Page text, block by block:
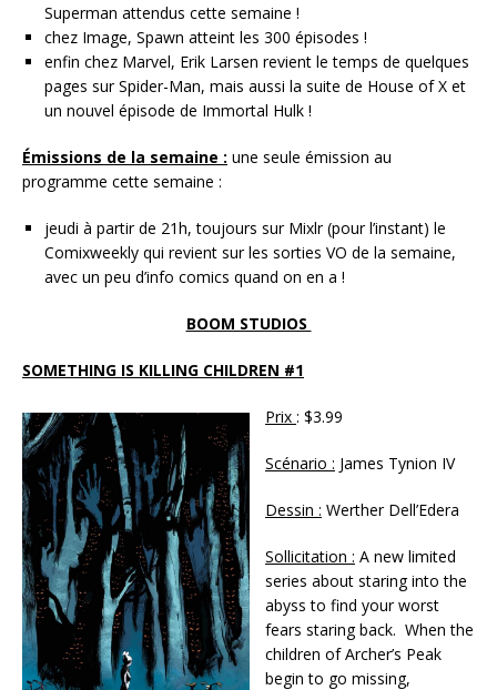
Superman attendus cette semaine !
chez Image, Spawn atteint les 300 épisodes !
enfin chez Marvel, Erik Larsen revient le temps de quelques
pages sur Spider-Man, mais aussi la suite de House of X et
un nouvel épisode de Immortal Hulk !
Émissions de la semaine : une seule émission au
programme cette semaine :
jeudi à partir de 21h, toujours sur Mixlr (pour l’instant) le
Comixweekly qui revient sur les sorties VO de la semaine,
avec un peu d’info comics quand on en a !
BOOM STUDIOS
SOMETHING IS KILLING CHILDREN #1
Prix : $3.99
Scénario : James Tynion IV
Dessin : Werther Dell’Edera
Sollicitation : A new limited
series about staring into the
abyss to find your worst
fears staring back. When the
children of Archer’s Peak
begin to go missing,